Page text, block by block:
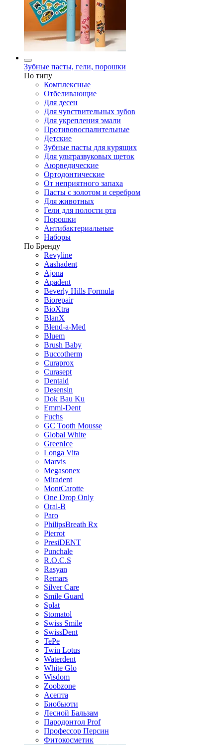
Зубные пасты, гели, порошки
По типу
Комплексные
Отбеливающие
Для десен
Для чувствительных зубов
Для укрепления эмали
Противовоспалительные
Детские
Зубные пасты для курящих
Для ультразвуковых щеток
Аюрведические
Ортодонтические
От неприятного запаха
Пасты с золотом и серебром
Для животных
Гели для полости рта
Порошки
Антибактериальные
Наборы
По Бренду
Revyline
Aashadent
Ajona
Apadent
Beverly Hills Formula
Biorepair
BioXtra
BlanX
Blend-a-Med
Bluem
Brush Baby
Buccotherm
Curaprox
Curasept
Dentaid
Desensin
Dok Bau Ku
Emmi-Dent
Fuchs
GC Tooth Mousse
Global White
GreenIce
Longa Vita
Marvis
Megasonex
Miradent
MontCarotte
One Drop Only
Oral-B
Paro
PhilipsBreath Rx
Pierrot
PresiDENT
Punchale
R.O.C.S
Rasyan
Remars
Silver Care
Smile Guard
Splat
Stomatol
Swiss Smile
SwissDent
TePe
Twin Lotus
Waterdent
White Glo
Wisdom
Zoobzone
Асепта
Биобьюти
Лесной Бальзам
Пародонтол Prof
Профессор Персин
Фитокосметик